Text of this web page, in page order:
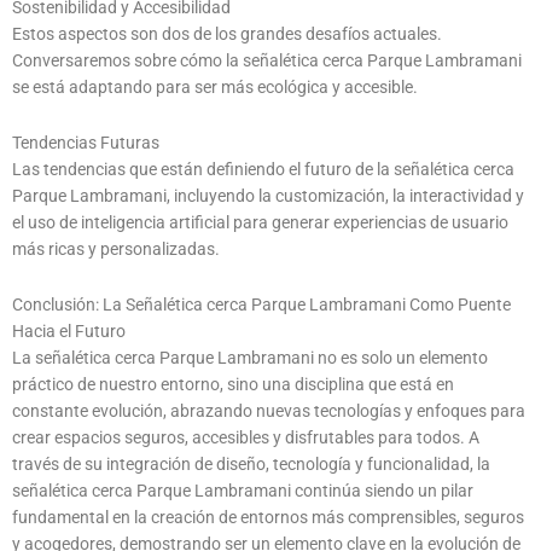
Sostenibilidad y Accesibilidad
Estos aspectos son dos de los grandes desafíos actuales.
Conversaremos sobre cómo la señalética cerca Parque Lambramani
se está adaptando para ser más ecológica y accesible.
Tendencias Futuras
Las tendencias que están definiendo el futuro de la señalética cerca
Parque Lambramani, incluyendo la customización, la interactividad y
el uso de inteligencia artificial para generar experiencias de usuario
más ricas y personalizadas.
Conclusión: La Señalética cerca Parque Lambramani Como Puente
Hacia el Futuro
La señalética cerca Parque Lambramani no es solo un elemento
práctico de nuestro entorno, sino una disciplina que está en
constante evolución, abrazando nuevas tecnologías y enfoques para
crear espacios seguros, accesibles y disfrutables para todos. A
través de su integración de diseño, tecnología y funcionalidad, la
señalética cerca Parque Lambramani continúa siendo un pilar
fundamental en la creación de entornos más comprensibles, seguros
y acogedores, demostrando ser un elemento clave en la evolución de